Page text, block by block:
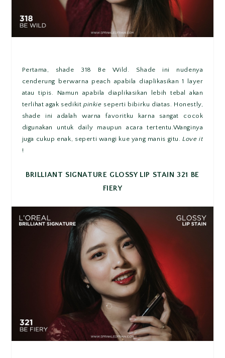
Pertama, shade 318 Be Wild. Shade ini nudenya
cenderung berwarna peach apabila diaplikasikan 1 layer
atau tipis. Namun apabila diaplikasikan lebih tebal akan
terlihat agak sedikitpinkie seperti bibirku diatas. Honestly,
shade ini adalah warna favoritku karna sangat cocok
digunakan untuk daily maupun acara tertentu.Wanginya
juga cukup enak, seperti wangi kue yang manis gitu.Love it
!
BRILLIANT SIGNATURE GLOSSY LIP STAIN 321 BE
FIERY